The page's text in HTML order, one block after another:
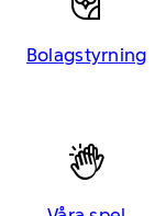
Bolagstyrning